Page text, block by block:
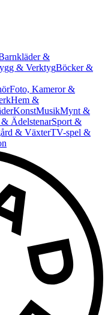
&
& VerktygBöcker &
Foto, Kameror &
Hem &
KonstMusikMynt &
ÄdelstenarSport &
& VäxterTV-spel &